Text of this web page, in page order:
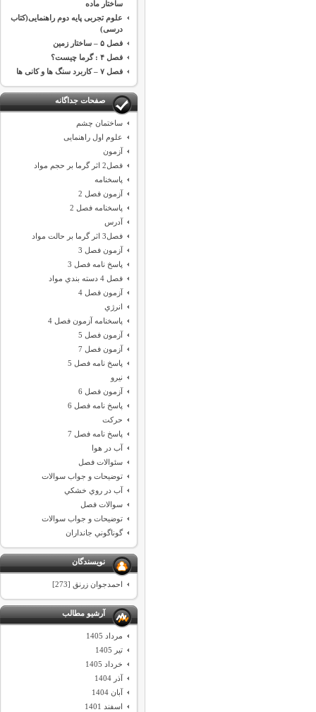
ساختار ماده
علوم تجربی پایه دوم راهنمایی(کتاب
درسی)
فصل ۵ – ساختار زمین
فصل ۴ : گرما چیست؟
فصل ۷ – کاربرد سنگ ها و کانی ها
صفحات جداگانه
ساختمان چشم
علوم اول راهنمایی
آزمون
فصل2 اثر گرما بر حجم مواد
پاسخنامه
آزمون فصل 2
پاسخنامه فصل 2
آدرس
فصل3 اثر گرما بر حالت مواد
آزمون فصل 3
پاسخ نامه فصل 3
فصل 4 دسته بندي مواد
آزمون فصل 4
انرژي
پاسخنامه آزمون فصل 4
آزمون فصل 5
آزمون فصل 7
پاسخ نامه فصل 5
نيرو
آزمون فصل 6
پاسخ نامه فصل 6
حركت
پاسخ نامه فصل 7
آب در هوا
سئوالات فصل
توضيحات و جواب سوالات
آب در روي خشكي
سوالات فصل
توضيحات و جواب سوالات
گوناگوني جانداران
نویسندگان
احمدجوان زرنق [273]
آرشیو مطالب
مرداد 1405
تیر 1405
خرداد 1405
آذر 1404
آبان 1404
اسفند 1401